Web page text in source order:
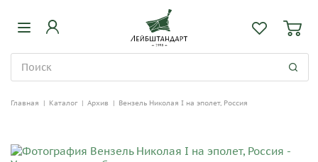
Главная | Каталог | Архив | Вензель Николая I на эполет, Россия